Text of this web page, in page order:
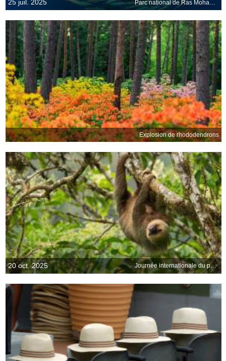
25 juil. 2025
Explosion de rhododendrons
20 oct. 2025 Journée internationale du paresseux